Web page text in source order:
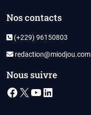
Nos contacts
(+229) 96150803
redaction@miodjou.com
Nous suivre
Facebook
X YouTube
LinkedIn